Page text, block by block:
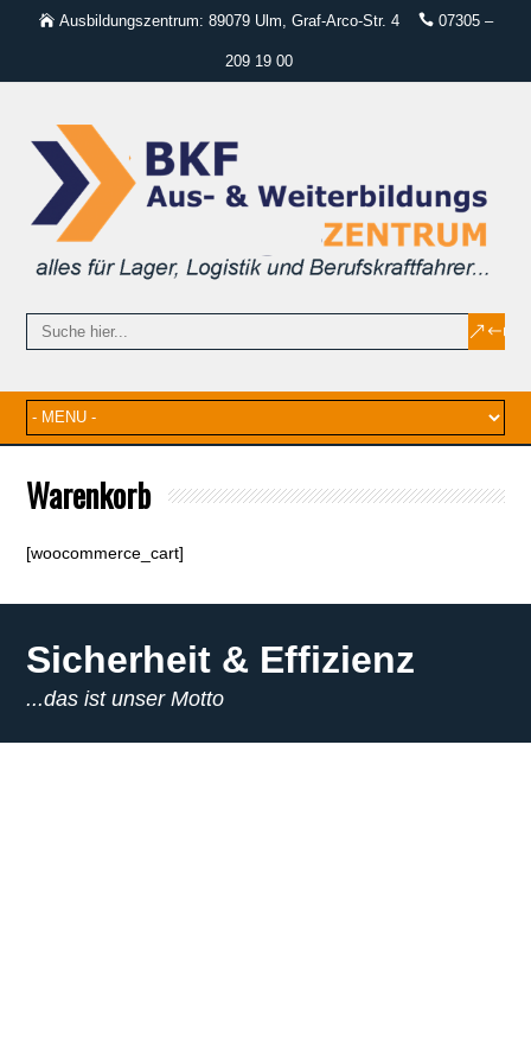
Ausbildungszentrum: 89079 Ulm, Graf-Arco-Str. 4 07305 –
209 19 00
Warenkorb
[woocommerce_cart]
Sicherheit & Effizienz
...das ist unser Motto